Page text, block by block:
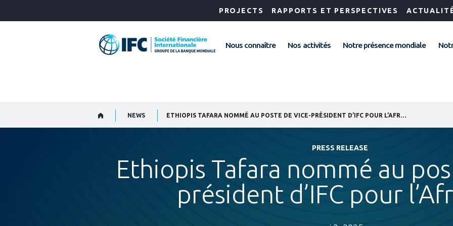
PROJECTS RAPPORTS ET PERSPECTIVES
Nous connaître Nos activités Notre présence mondiale
NEWS
PRESS RELEASE
Ethiopis Tafara nommé au
président d’IFC pour